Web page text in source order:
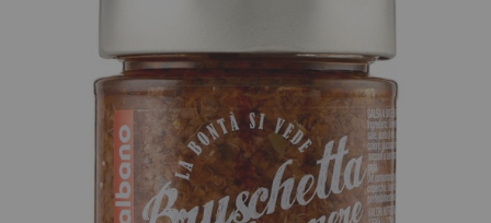
изображенията